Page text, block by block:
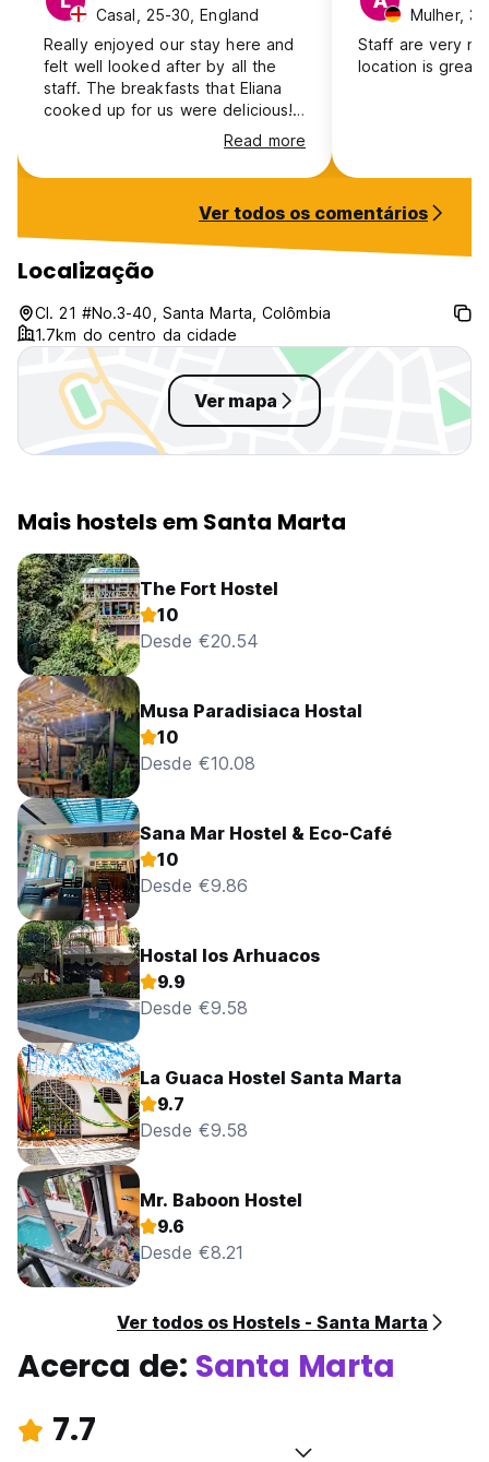
Casal, 25-30, England
Really enjoyed our stay here and
felt well looked after by all the
staff. The breakfasts that Eliana
cooked up for us were delicious!
The location is great and right
near to the main square. Air
conditioning was lovely in the
Read more
Mulher,
Staff are very
location is great
Ver todos os comentários
Localização
Cl. 21 #No.3-40, Santa Marta, Colômbia
1.7km do centro da cidade
Ver mapa
Mais hostels em Santa Marta
The Fort Hostel
10
Desde €20.54
Musa Paradisiaca Hostal
10
Desde €10.08
Sana Mar Hostel & Eco-Café
10
Desde €9.86
Hostal los Arhuacos
9.9
Desde €9.58
La Guaca Hostel Santa Marta
9.7
Desde €9.58
Mr. Baboon Hostel
9.6
Desde €8.21
Ver todos os Hostels - Santa Marta
Acerca de: Santa Marta
7.7